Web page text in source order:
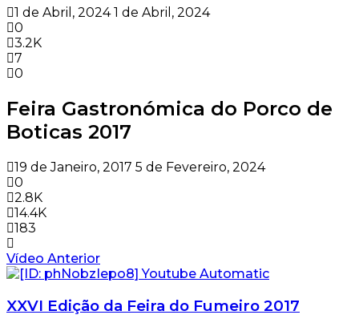
1 de Abril, 2024 1 de Abril, 2024
0
3.2K
7
0
Feira Gastronómica do Porco de
Boticas 2017
19 de Janeiro, 2017 5 de Fevereiro, 2024
0
2.8K
14.4K
183
Vídeo Anterior
XXVI Edição da Feira do Fumeiro 2017